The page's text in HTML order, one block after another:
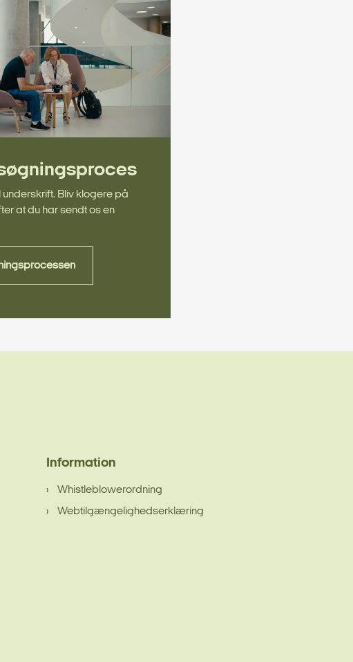
underskrift. Bliv klogere på
at du har sendt os en
Information
Whistleblowerordning
Webtilgængelighedserklæring